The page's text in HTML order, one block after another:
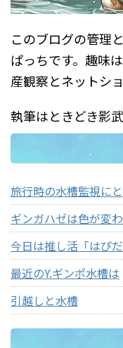
このブログの管理
ぱっちです。趣味
産観察とネットシ
執筆はときどき影
旅行時の水槽監視に
ギンガハゼは色が変わ
今日は推し活「はぴだ
最近のY.ギンポ水槽は
引越しと水槽